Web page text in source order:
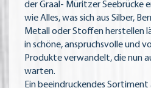
der Graal- Müritzer Seebrücke
wie Alles, was sich aus Silber,
Metall oder Stoffen herstellen
in schöne, anspruchsvolle und
Produkte verwandelt, die nun
warten.
Ein beeindruckendes